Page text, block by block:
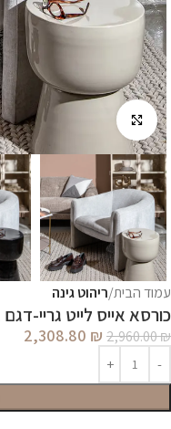
עמוד הבית ריהוט גינה
כורסא אייס לייט גריי-דגם
2,960.00₪
2,308.80 ₪
לחץ להגדלה